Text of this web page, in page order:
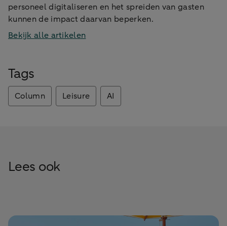
personeel digitaliseren en het spreiden van gasten
kunnen de impact daarvan beperken.
Bekijk alle artikelen
Tags
Column Leisure AI
Lees ook